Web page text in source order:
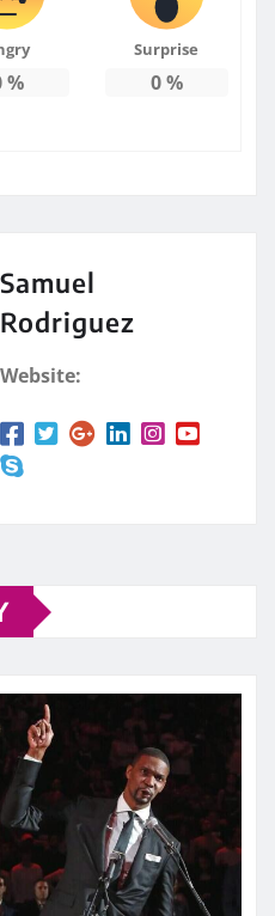
%
Surprise
0%
Samuel
Rodriguez
Website: